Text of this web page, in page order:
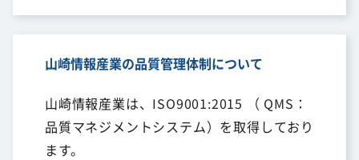
山崎情報産業の品質管理体制について
山崎情報産業は、ISO9001:2015 （ QMS：
品質マネジメントシステム）を取得しており
ます。